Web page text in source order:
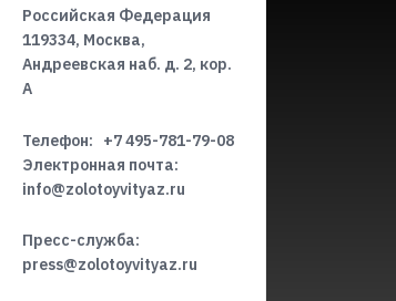
Российская Федерация
119334, Москва,
Андреевская наб. д. 2, кор.
А
Телефон: +7 495-781-79-08
Электронная почта:
info@zolotoyvityaz.ru
Пресс-служба:
press@zolotoyvityaz.ru